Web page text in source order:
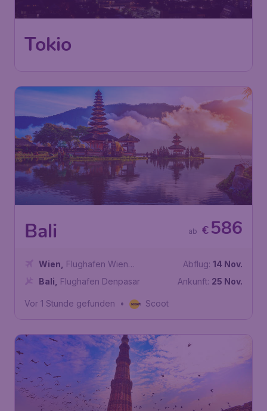
Flughafen Wien Schwechat
Abflug:
05 Okt.
Bali € 586
ab
Wien
Flughafen Wien
Schwechat
Bali Flughafen Denpasar
Abflug: 14 Nov.
Ankunft: 25 Nov.
Vor 1 Stunde gefunden • Scoot